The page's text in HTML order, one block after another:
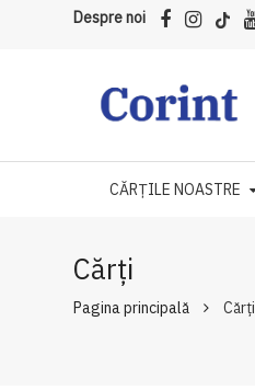
Despre noi
CĂRȚILE NOASTRE
Cărți
Pagina principală Cărți